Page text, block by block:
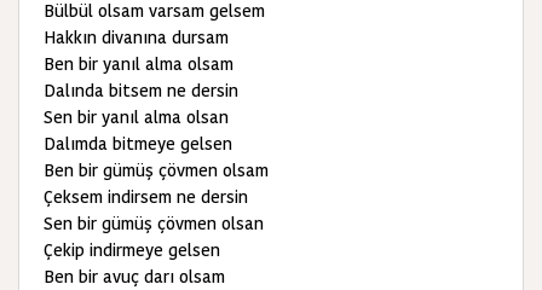
Bülbül olsam varsam gelsem
Hakkın divanına dursam
Ben bir yanıl alma olsam
Dalında bitsem ne dersin
Sen bir yanıl alma olsan
Dalımda bitmeye gelsen
Ben bir gümüş çövmen olsam
Çeksem indirsem ne dersin
Sen bir gümüş çövmen olsan
Çekip indirmeye gelsen
Ben bir avuç darı olsam